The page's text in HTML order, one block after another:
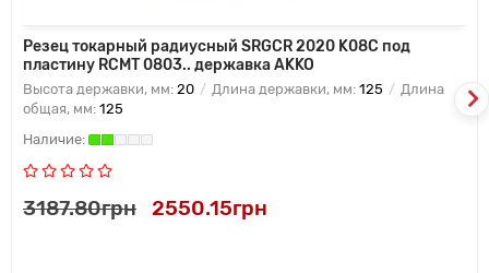
Резец токарный радиусный SRGCR 2020 K08C под
пластину RCMT 0803.. державка AKKO
Высота державки, мм: 20 Длина державки, мм: 125
Длина
общая, мм: 125
3187.80грн 2550.15грн